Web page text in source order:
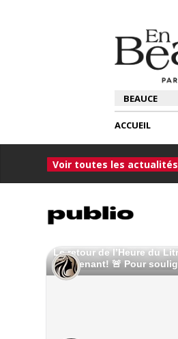
ACCUEIL
Voir toutes les actualités